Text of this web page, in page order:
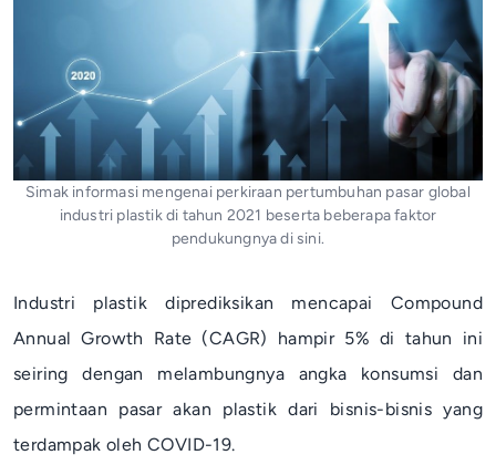
Simak informasi mengenai perkiraan pertumbuhan pasar global
industri plastik di tahun 2021 beserta beberapa faktor
pendukungnya di sini.
Industri plastik diprediksikan mencapai Compound
Annual Growth Rate (CAGR) hampir 5% di tahun ini
seiring dengan melambungnya angka konsumsi dan
permintaan pasar akan plastik dari bisnis-bisnis yang
terdampak oleh COVID-19.